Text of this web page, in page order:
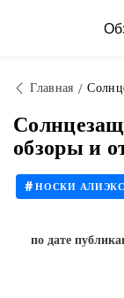
Главная
обзоры и
#
по дате